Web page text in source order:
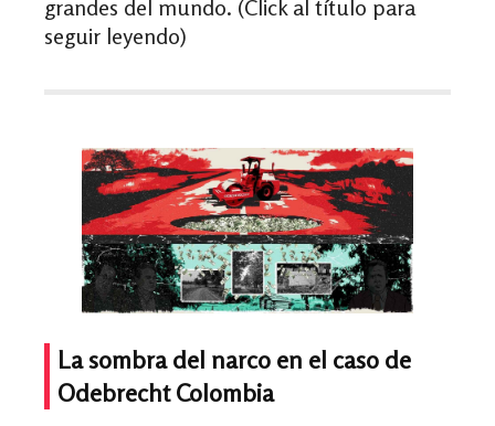
grandes del mundo. (Click al título para
seguir leyendo)
La sombra del narco en el caso de
Odebrecht Colombia